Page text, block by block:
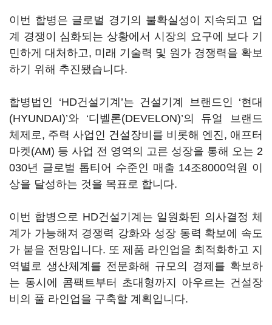
이번 합병은 글로벌 경기의 불확실성이 지속되고 업
계 경쟁이 심화되는 상황에서 시장의 요구에 보다 기
민하게 대처하고, 미래 기술력 및 원가 경쟁력을 확보
하기 위해 추진됐습니다.
합병법인 ‘HD건설기계’는 건설기계 브랜드인 ‘현대
(HYUNDAI)’와 ‘디벨론(DEVELON)’의 듀얼 브랜드
체제로, 주력 사업인 건설장비를 비롯해 엔진, 애프터
마켓(AM) 등 사업 전 영역의 고른 성장을 통해 오는 2
030년 글로벌 톱티어 수준인 매출 14조8000억원 이
상을 달성하는 것을 목표로 합니다.
이번 합병으로 HD건설기계는 일원화된 의사결정 체
계가 가능해져 경쟁력 강화와 성장 동력 확보에 속도
가 붙을 전망입니다. 또 제품 라인업을 최적화하고 지
역별로 생산체계를 전문화해 규모의 경제를 확보하
는 동시에 콤팩트부터 초대형까지 아우르는 건설장
비의 풀 라인업을 구축할 계획입니다.